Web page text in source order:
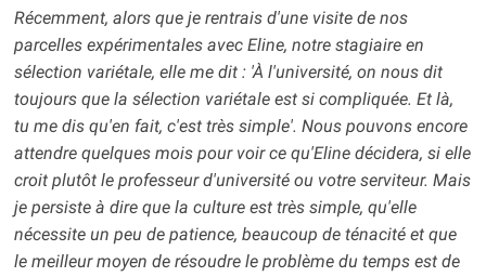
Récemment, alors que je rentrais d'une visite de nos
parcelles expérimentales avec Eline, notre stagiaire en
sélection variétale, elle me dit : 'À l'université, on nous dit
toujours que la sélection variétale est si compliquée. Et là,
tu me dis qu'en fait, c'est très simple'. Nous pouvons encore
attendre quelques mois pour voir ce qu'Eline décidera, si elle
croit plutôt le professeur d'université ou votre serviteur. Mais
je persiste à dire que la culture est très simple, qu'elle
nécessite un peu de patience, beaucoup de ténacité et que
le meilleur moyen de résoudre le problème du temps est de